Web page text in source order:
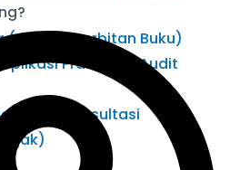
(Jasa Penerbitan Buku)
Praktikum Audit
(Jasa Konsultasi